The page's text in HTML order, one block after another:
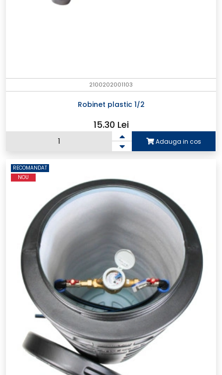
2100202001103
Robinet plastic 1/2
15.30 Lei
Adauga in cos
RECOMANDAT
NOU